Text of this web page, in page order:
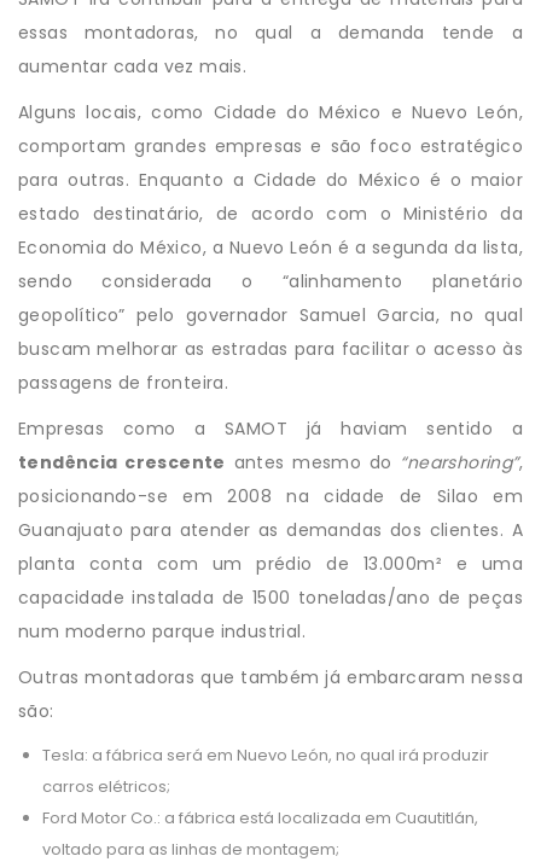
essas montadoras, no qual a demanda tende a
aumentar cada vez mais.
Alguns locais, como Cidade do México e Nuevo León,
comportam grandes empresas e são foco estratégico
para outras. Enquanto a Cidade do México é o maior
estado destinatário, de acordo com o Ministério da
Economia do México, a Nuevo León é a segunda da lista,
sendo considerada o “alinhamento planetário
geopolítico” pelo governador Samuel Garcia, no qual
buscam melhorar as estradas para facilitar o acesso às
passagens de fronteira.
Empresas como a SAMOT já haviam sentido a
tendência crescente antes mesmo do “nearshoring”,
posicionando-se em 2008 na cidade de Silao em
Guanajuato para atender as demandas dos clientes. A
planta conta com um prédio de 13.000m² e uma
capacidade instalada de 1500 toneladas/ano de peças
num moderno parque industrial.
Outras montadoras que também já embarcaram nessa
são:
Tesla: a fábrica será em Nuevo León, no qual irá produzir
carros elétricos;
Ford Motor Co.: a fábrica está localizada em Cuautitlán,
voltado para as linhas de montagem;